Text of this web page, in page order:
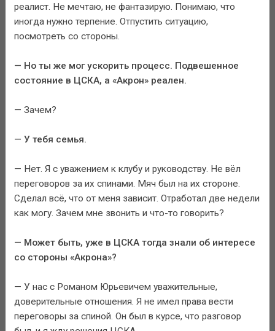
реалист. Не мечтаю, не фантазирую. Понимаю, что
иногда нужно терпение. Отпустить ситуацию,
посмотреть со стороны.
— Но ты же мог ускорить процесс. Подвешенное
состояние в ЦСКА, а «Акрон» реален.
— Зачем?
— У тебя семья.
— Нет. Я с уважением к клубу и руководству. Не вёл
переговоров за их спинами. Мяч был на их стороне.
Сделал всё, что от меня зависит. Отработал две недели
как могу. Зачем мне звонить и что-то говорить?
— Может быть, уже в ЦСКА тогда знали об интересе
со стороны «Акрона»?
— У нас с Романом Юрьевичем уважительные,
доверительные отношения. Я не имел права вести
переговоры за спиной. Он был в курсе, что разговор